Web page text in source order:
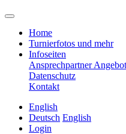
Home
Turnierfotos und mehr
Infoseiten
Ansprechpartner
Datenschutz
Kontakt
English
Deutsch English
Login